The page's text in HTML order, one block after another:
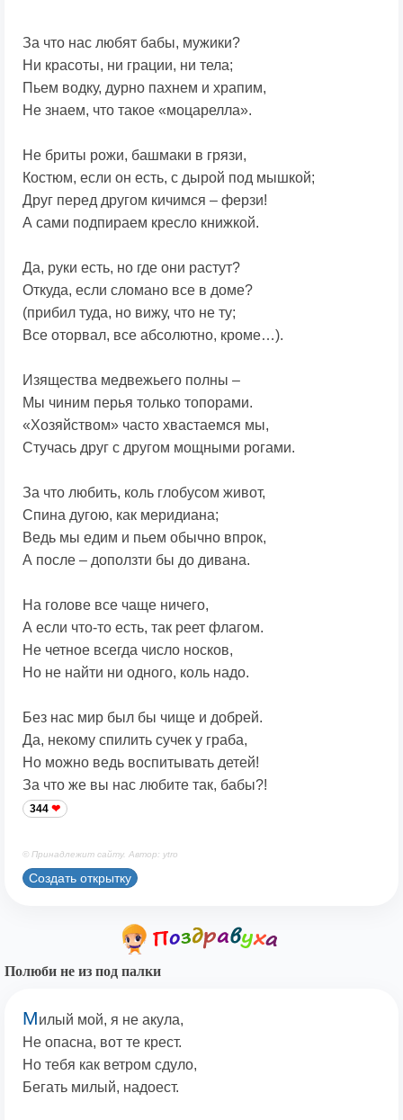
За что нас любят бабы, мужики?
Ни красоты, ни грации, ни тела;
Пьем водку, дурно пахнем и храпим,
Не знаем, что такое «моцарелла».
Не бриты рожи, башмаки в грязи,
Костюм, если он есть, с дырой под мышкой;
Друг перед другом кичимся – ферзи!
А сами подпираем кресло книжкой.
Да, руки есть, но где они растут?
Откуда, если сломано все в доме?
(прибил туда, но вижу, что не ту;
Все оторвал, все абсолютно, кроме…).
Изящества медвежьего полны –
Мы чиним перья только топорами.
«Хозяйством» часто хвастаемся мы,
Стучась друг с другом мощными рогами.
За что любить, коль глобусом живот,
Спина дугою, как меридиана;
Ведь мы едим и пьем обычно впрок,
А после – доползти бы до дивана.
На голове все чаще ничего,
А если что-то есть, так реет флагом.
Не четное всегда число носков,
Но не найти ни одного, коль надо.
Без нас мир был бы чище и добрей.
Да, некому спилить сучек у граба,
Но можно ведь воспитывать детей!
За что же вы нас любите так, бабы?!
344
© Принадлежит сайту. Автор: ytro
Создать открытку
Полюби не из под палки
Милый мой, я не акула,
Не опасна, вот те крест.
Но тебя как ветром сдуло,
Бегать милый, надоест.